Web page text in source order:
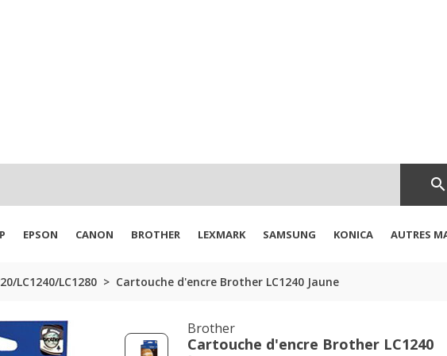
search
EPSON CANON BROTHER LEXMARK SAMSUNG KONICA AUTRES
LC1240/LC1280 Cartouche d'encre Brother LC1240 Jaune
Brother
Cartouche d'encre Brother LC1240